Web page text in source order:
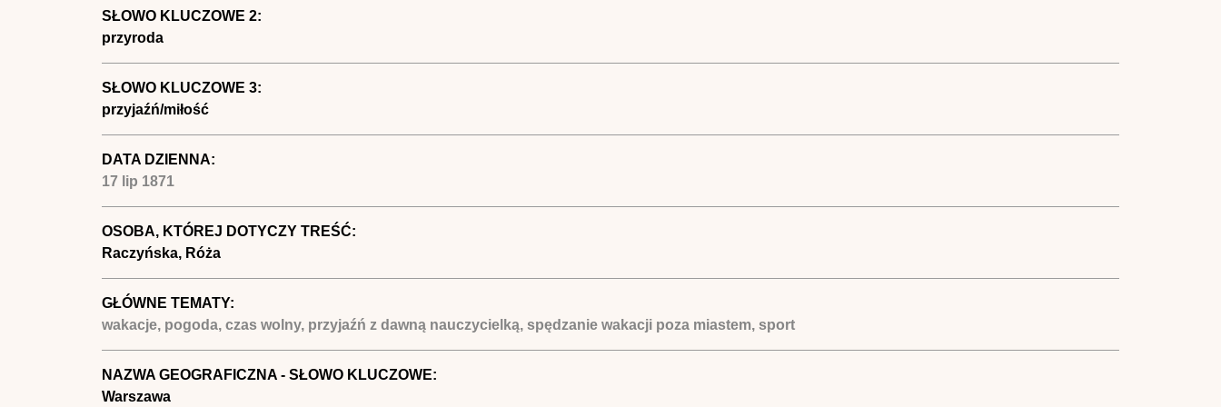
SŁOWO KLUCZOWE 2:
przyroda
SŁOWO KLUCZOWE 3:
przyjaźń/miłość
DATA DZIENNA:
17 lip 1871
OSOBA, KTÓREJ DOTYCZY TREŚĆ:
Raczyńska, Róża
GŁÓWNE TEMATY:
wakacje, pogoda, czas wolny, przyjaźń z dawną nauczycielką, spędzanie wakacji poza miastem, sport
NAZWA GEOGRAFICZNA - SŁOWO KLUCZOWE:
Warszawa